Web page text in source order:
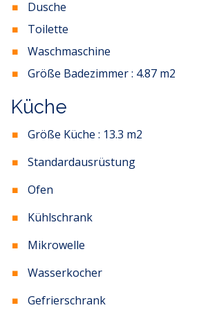
Wandernund
Risnjak und umliegenden Gipfeln
Radfahren- Mountainbike-Routen
Langlaufen
Alpines Skifahrenin Platak
Angeln am Lokvarsko-See
Kajakfahren
Felskletternin der Kamačnik-
Jagdin reichen Jagdrevieren (mit
Nordic Walkingauf sauberen
Dusche
Toilette
Waschmaschine
Größe Badezimmer : 4.87 m2
Küche
Größe Küche : 13.3 m2
Standardausrüstung
Ofen
Kühlschrank
Mikrowelle
Wasserkocher
Gefrierschrank